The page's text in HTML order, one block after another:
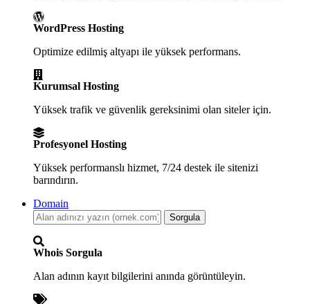
WordPress Hosting
Optimize edilmiş altyapı ile yüksek performans.
Kurumsal Hosting
Yüksek trafik ve güvenlik gereksinimi olan siteler için.
Profesyonel Hosting
Yüksek performanslı hizmet, 7/24 destek ile sitenizi
barındırın.
Domain
Sorgula
Whois Sorgula
Alan adının kayıt bilgilerini anında görüntüleyin.